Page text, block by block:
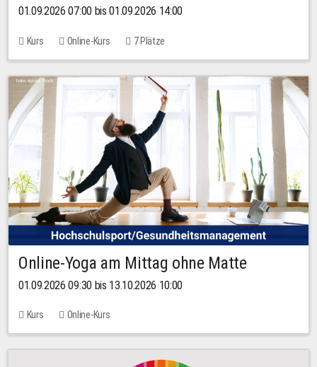
01.09.2026 07:00 bis 01.09.2026 14:00
Kurs Online-Kurs 7 Plätze
Online-Yoga am Mittag ohne Matte
01.09.2026 09:30 bis 13.10.2026 10:00
Kurs Online-Kurs